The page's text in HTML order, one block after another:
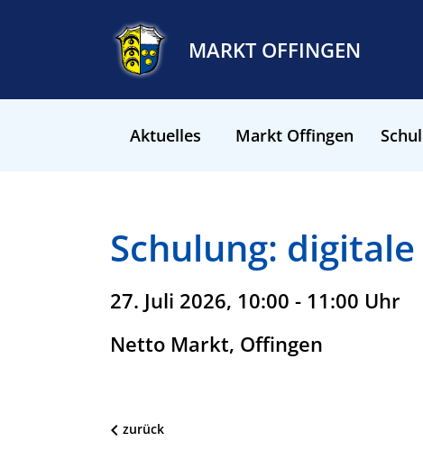
MARKT OFFINGEN
Aktuelles Markt Offingen
Schulung:
27. Juli 2026, 10:00 - 11:00 Uhr
Netto Markt, Offingen
zurück